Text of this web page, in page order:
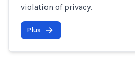
violation of privacy.
Plus